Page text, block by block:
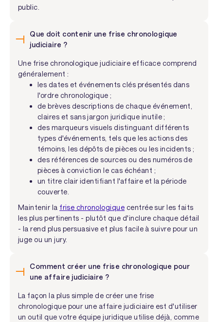
public.
Que doit contenir une frise chronologique
judiciaire ?
Une frise chronologique judiciaire efficace comprend
généralement :
les dates et événements clés présentés dans
l'ordre chronologique ;
de brèves descriptions de chaque événement,
claires et sans jargon juridique inutile ;
des marqueurs visuels distinguant différents
types d'événements, tels que les actions des
témoins, les dépôts de pièces ou les incidents ;
des références de sources ou des numéros de
pièces à conviction le cas échéant ;
un titre clair identifiant l'affaire et la période
couverte.
Maintenir la frise chronologique centrée sur les faits
les plus pertinents - plutôt que d'inclure chaque détail
- la rend plus persuasive et plus facile à suivre pour un
juge ou un jury.
Comment créer une frise chronologique pour
une affaire judiciaire ?
La façon la plus simple de créer une frise
chronologique pour une affaire judiciaire est d'utiliser
un outil que votre équipe juridique utilise déjà, comme